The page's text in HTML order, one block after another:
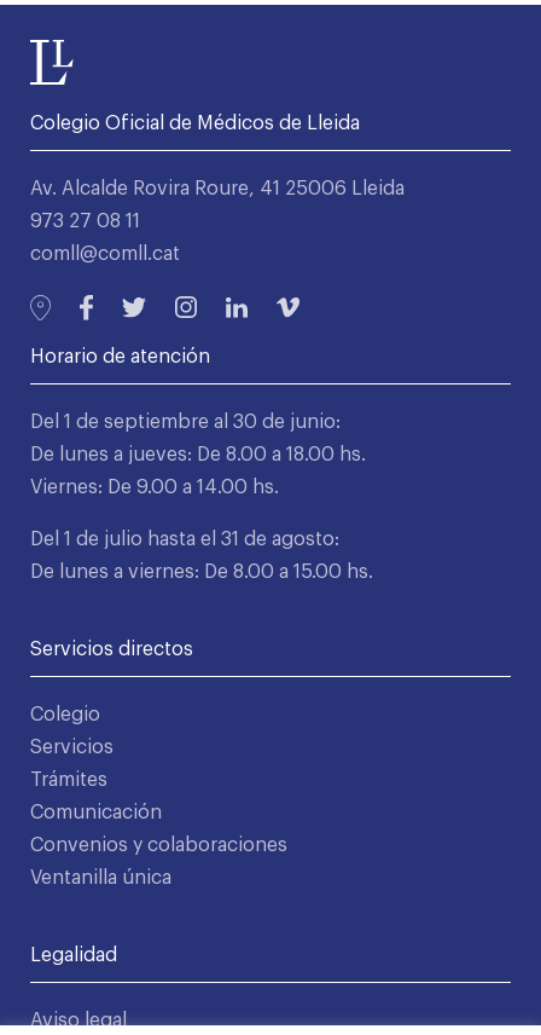
Colegio Oficial de Médicos de Lleida
Av. Alcalde Rovira Roure, 41 25006 Lleida
973 27 08 11
comll@comll.cat
Horario de atención
Del 1 de septiembre al 30 de junio:
De lunes a jueves: De 8.00 a 18.00 hs.
Viernes: De 9.00 a 14.00 hs.
Del 1 de julio hasta el 31 de agosto:
De lunes a viernes: De 8.00 a 15.00 hs.
Servicios directos
Colegio
Servicios
Trámites
Comunicación
Convenios y colaboraciones
Ventanilla única
Legalidad
Aviso legal